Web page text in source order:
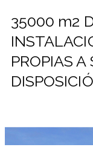
35000 m2
PROPIAS A